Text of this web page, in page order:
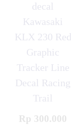
decal
Kawasaki
KLX 230 Red
Graphic
Tracker Line
Decal Racing
Trail
Rp 300.000